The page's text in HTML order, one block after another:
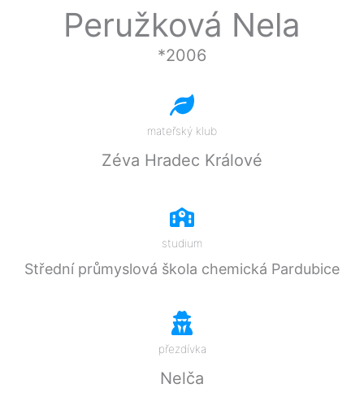
Peružková Nela
*2006
mateřský klub
Zéva Hradec Králové
studium
Střední průmyslová škola chemická Pardubice
přezdívka
Nelča